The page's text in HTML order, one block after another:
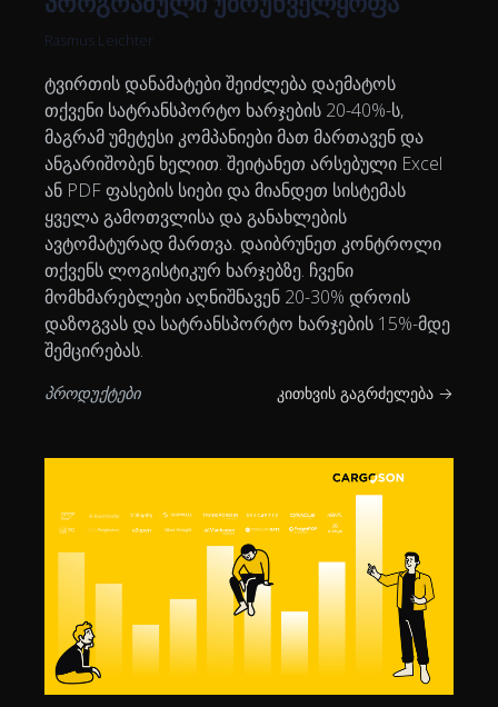
Rasmus Leichter
ტვირთის დანამატები შეიძლება დაემატოს
თქვენი სატრანსპორტო ხარჯების 20-40%-ს,
მაგრამ უმეტესი კომპანიები მათ მართავენ და
ანგარიშობენ ხელით. შეიტანეთ არსებული Excel
ან PDF ფასების სიები და მიანდეთ სისტემას
ყველა გამოთვლისა და განახლების
ავტომატურად მართვა. დაიბრუნეთ კონტროლი
თქვენს ლოგისტიკურ ხარჯებზე. ჩვენი
მომხმარებლები აღნიშნავენ 20-30% დროის
დაზოგვას და სატრანსპორტო ხარჯების 15%-მდე
შემცირებას.
პროდუქტები კითხვის გაგრძელება →